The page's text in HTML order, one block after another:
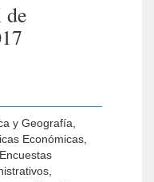
de
y Geografía,
Económicas,